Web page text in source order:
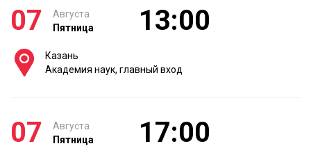
07
Августа
Пятница
13:00
Казань
Академия наук, главный вход
07
Августа
Пятница
17:00